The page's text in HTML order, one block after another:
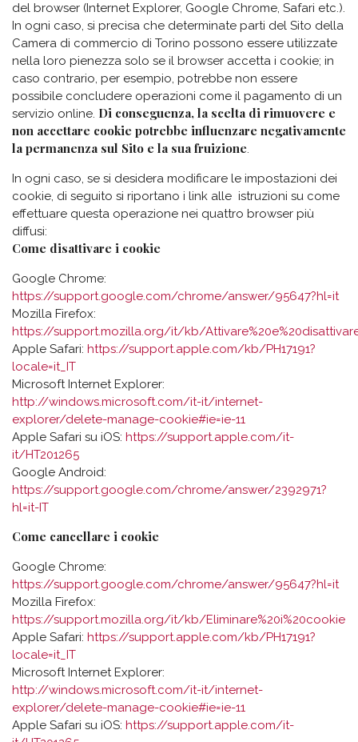
del browser (Internet Explorer, Google Chrome, Safari etc.).
In ogni caso, si precisa che determinate parti del Sito della
Camera di commercio di Torino possono essere utilizzate
nella loro pienezza solo se il browser accetta i cookie; in
caso contrario, per esempio, potrebbe non essere
possibile concludere operazioni come il pagamento di un
servizio online. Di conseguenza, la scelta di rimuovere e
non accettare cookie potrebbe influenzare negativamente
la permanenza sul Sito e la sua fruizione.
In ogni caso, se si desidera modificare le impostazioni dei
cookie, di seguito si riportano i link alle istruzioni su come
effettuare questa operazione nei quattro browser più
diffusi:
Come disattivare i cookie
Google Chrome:
https://support.google.com/chrome/answer/95647?hl=it
Mozilla Firefox:
https://support.mozilla.org/it/kb/
Apple Safari: https://support.apple.com/kb/PH17191?
locale=it_IT
Microsoft Internet Explorer:
http://windows.microsoft.com/it-it/internet-
explorer/delete-manage-cookie#ie=ie-11
Apple Safari su iOS: https://support.apple.com/it-
it/HT201265
Google Android:
https://support.google.com/chrome/answer/2392971?
hl=it-IT
Come cancellare i cookie
Google Chrome:
https://support.google.com/chrome/answer/95647?hl=it
Mozilla Firefox:
https://support.mozilla.org/it/kb/Eliminare%20i%20cookie
Apple Safari: https://support.apple.com/kb/PH17191?
locale=it_IT
Microsoft Internet Explorer:
http://windows.microsoft.com/it-it/internet-
explorer/delete-manage-cookie#ie=ie-11
Apple Safari su iOS: https://support.apple.com/it-